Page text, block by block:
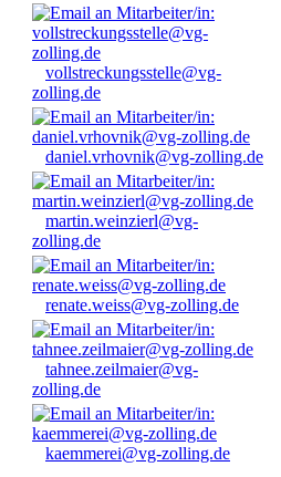
vollstreckungsstelle@vg-
zolling.de
daniel.vrhovnik@vg-zolling.de
martin.weinzierl@vg-
zolling.de
renate.weiss@vg-zolling.de
tahnee.zeilmaier@vg-
zolling.de
kaemmerei@vg-zolling.de